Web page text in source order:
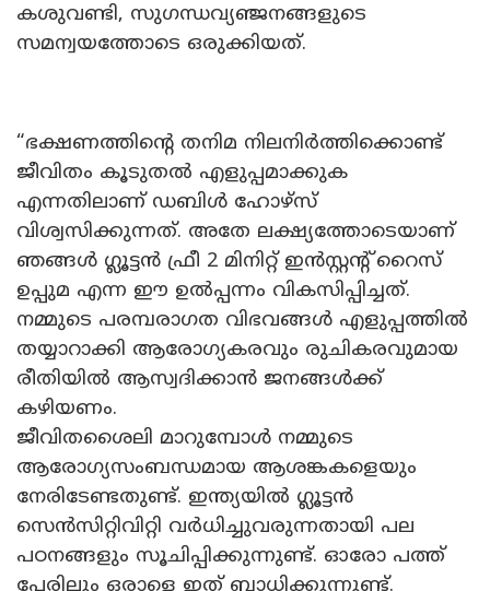
കശുവണ്ടി, സുഗന്ധവ്യഞ്ജനങ്ങളുടെ
സമന്വയത്തോടെ ഒരുക്കിയത്.
“ഭക്ഷണത്തിന്റെ തനിമ നിലനിർത്തിക്കൊണ്ട്
ജീവിതം കൂടുതൽ എളുപ്പമാക്കുക
എന്നതിലാണ് ഡബിൾ ഹോഴ്‌സ്
വിശ്വസിക്കുന്നത്. അതേ ലക്ഷ്യത്തോടെയാണ്
ഞങ്ങൾ ഗ്ലൂട്ടൻ ഫ്രീ 2 മിനിറ്റ് ഇൻസ്റ്റന്റ് റൈസ്
ഉപ്പുമ എന്ന ഈ ഉൽപ്പന്നം വികസിപ്പിച്ചത്.
നമ്മുടെ പരമ്പരാഗത വിഭവങ്ങൾ എളുപ്പത്തിൽ
തയ്യാറാക്കി ആരോഗ്യകരവും രുചികരവുമായ
രീതിയിൽ ആസ്വദിക്കാൻ ജനങ്ങൾക്ക്
കഴിയണം.
ജീവിതശൈലി മാറുമ്പോൾ നമ്മുടെ
ആരോഗ്യസംബന്ധമായ ആശങ്കകളെയും
നേരിടേണ്ടതുണ്ട്. ഇന്ത്യയിൽ ഗ്ലൂട്ടൻ
സെൻസിറ്റിവിറ്റി വർധിച്ചുവരുന്നതായി പല
പഠനങ്ങളും സൂചിപ്പിക്കുന്നുണ്ട്. ഓരോ പത്ത്
പേരിലും ഒരാളെ ഇത് ബാധിക്കുന്നുണ്ട്.